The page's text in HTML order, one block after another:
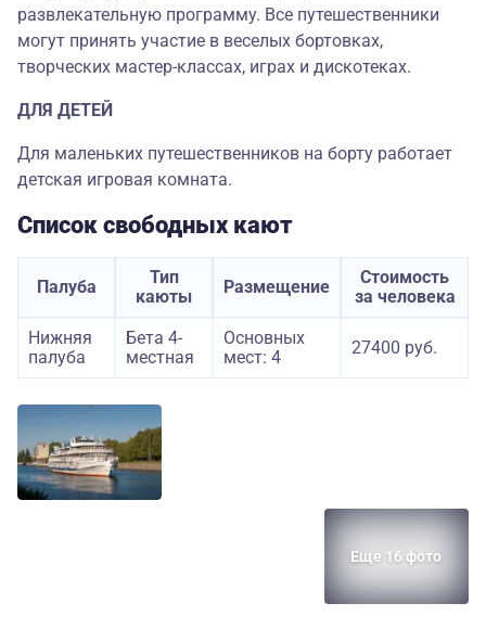
развлекательную программу. Все путешественники
могут принять участие в веселых бортовках,
творческих мастер-классах, играх и дискотеках.
ДЛЯ ДЕТЕЙ
Для маленьких путешественников на борту работает
детская игровая комната.
Список свободных кают
Палуба
Тип
каюты
Размещение
Стоимость
за человека
Нижняя
палуба
Бета 4-
местная
Основных
мест: 4
27400 руб.
Еще 16 фото